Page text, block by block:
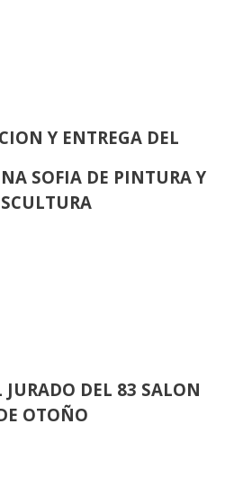
Y ENTREGA DEL
SOFIA DE PINTURA Y
JURADO DEL 83 SALON
OTOÑO